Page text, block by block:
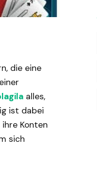
die eine
alles,
ist dabei
Konten
sich